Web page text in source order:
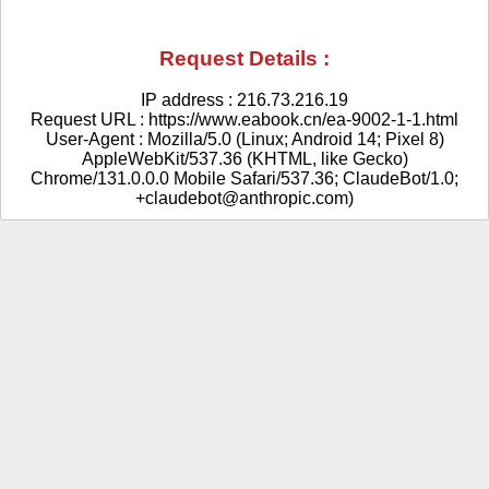
Request Details :
IP address : 216.73.216.19
Request URL : https://www.eabook.cn/ea-9002-1-1.html
User-Agent : Mozilla/5.0 (Linux; Android 14; Pixel 8)
AppleWebKit/537.36 (KHTML, like Gecko)
Chrome/131.0.0.0 Mobile Safari/537.36; ClaudeBot/1.0;
+claudebot@anthropic.com)